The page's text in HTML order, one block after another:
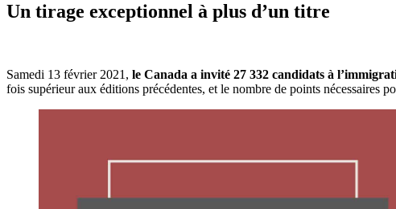
Un tirage exceptionnel à plus d’un titre
Samedi 13 février 2021, le Canada a invité 27 332 candidats à
fois supérieur aux éditions précédentes, et le nombre de points nécessaires